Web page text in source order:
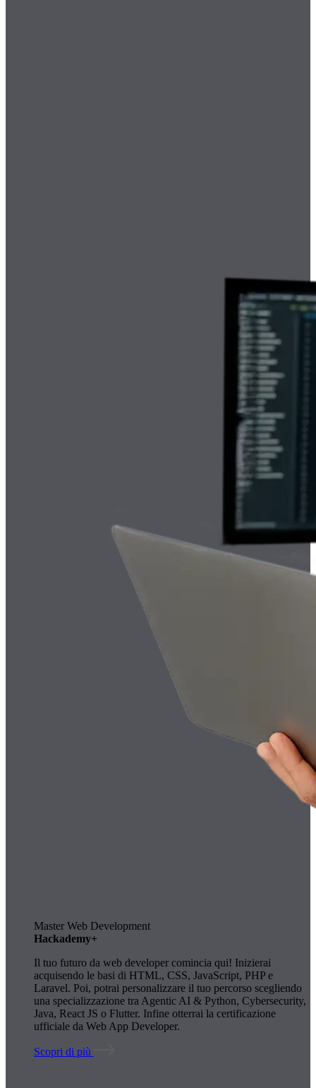
Master Web Development
Hackademy+
Il tuo futuro da web developer comincia qui! Inizierai
acquisendo le basi di HTML, CSS, JavaScript, PHP e
Laravel. Poi, potrai personalizzare il tuo percorso scegliendo
una specializzazione tra Agentic AI & Python, Cybersecurity,
Java, React JS o Flutter. Infine otterrai la certificazione
ufficiale da Web App Developer.
Scopri di più